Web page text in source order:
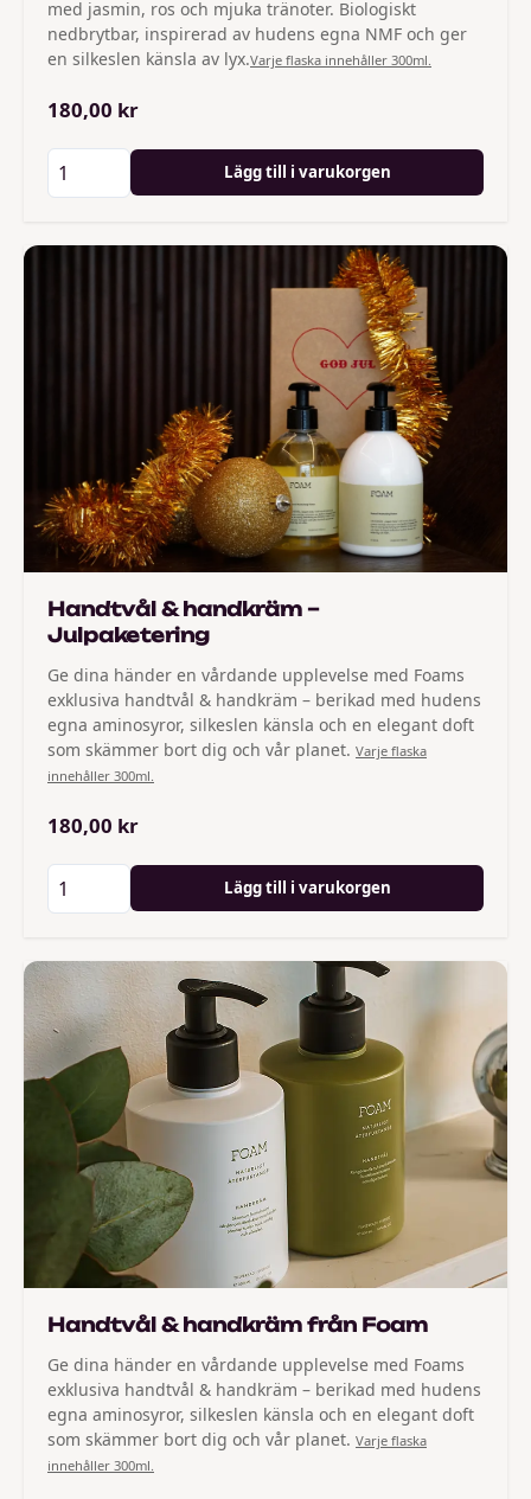
med jasmin, ros och mjuka tränoter. Biologiskt
nedbrytbar, inspirerad av hudens egna NMF och ger
en silkeslen känsla av lyx.Varje flaska innehåller 300ml.
180,00 kr
Lägg till i varukorgen
Handtvål & handkräm –
Julpaketering
Ge dina händer en vårdande upplevelse med Foams
exklusiva handtvål & handkräm – berikad med hudens
egna aminosyror, silkeslen känsla och en elegant doft
som skämmer bort dig och vår planet. Varje flaska
innehåller 300ml.
180,00 kr
Lägg till i varukorgen
Handtvål & handkräm från Foam
Ge dina händer en vårdande upplevelse med Foams
exklusiva handtvål & handkräm – berikad med hudens
egna aminosyror, silkeslen känsla och en elegant doft
som skämmer bort dig och vår planet. Varje flaska
innehåller 300ml.